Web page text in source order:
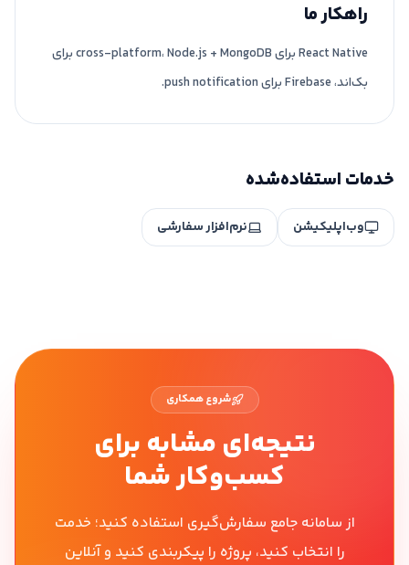
راهکار ما
React Native برای cross-platform، Node.js + MongoDB برای
بک‌اند، Firebase برای push notification.
خدمات استفاده‌شده
وب‌اپلیکیشن نرم‌افزار سفارشی
شروع همکاری
نتیجه‌ای مشابه برای
کسب‌وکار شما
از سامانه جامع سفارش‌گیری استفاده کنید؛ خدمت
را انتخاب کنید، پروژه را پیکربندی کنید و آنلاین